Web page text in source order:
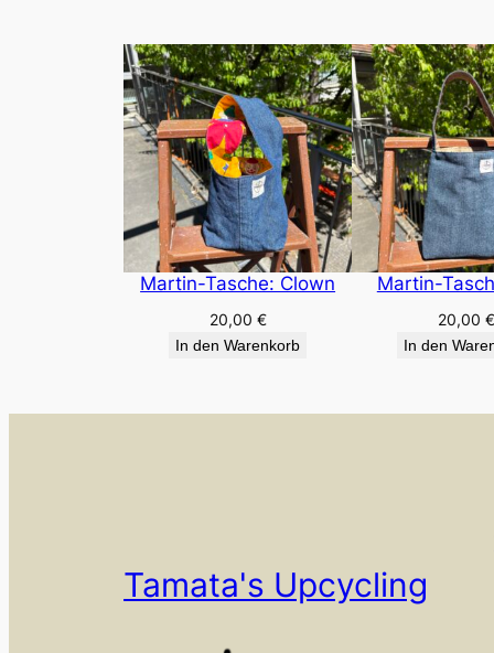
Martin-Tasche: Clown
20,00 €
In den Warenkorb
Martin-
20,00 €
In den
Tamata's Upcycling